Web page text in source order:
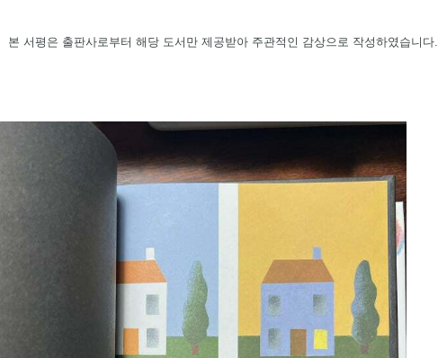
본 서평은 출판사로부터 해당 도서만 제공받아 주관적인 감상으로 작성하였습니다.